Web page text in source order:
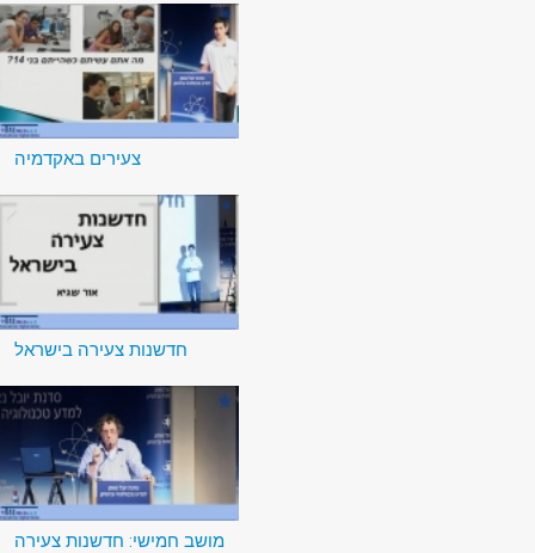
צעירים באקדמיה
חדשנות צעירה בישראל
מושב חמישי: חדשנות צעירה